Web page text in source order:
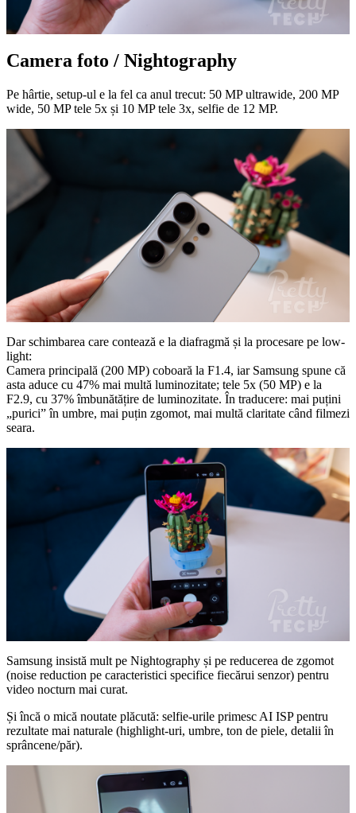
Camera foto / Nightography
Pe hârtie, setup-ul e la fel ca anul trecut: 50 MP ultrawide, 200 MP
wide, 50 MP tele 5x și 10 MP tele 3x, selfie de 12 MP.
Dar schimbarea care contează e la diafragmă și la procesare pe low-
light:
Camera principală (200 MP) coboară la F1.4, iar Samsung spune că
asta aduce cu 47% mai multă luminozitate; tele 5x (50 MP) e la
F2.9, cu 37% îmbunătățire de luminozitate. În traducere: mai puțini
„purici” în umbre, mai puțin zgomot, mai multă claritate când filmezi
seara.
Samsung insistă mult pe Nightography și pe reducerea de zgomot
(noise reduction pe caracteristici specifice fiecărui senzor) pentru
video nocturn mai curat.
Și încă o mică noutate plăcută: selfie-urile primesc AI ISP pentru
rezultate mai naturale (highlight-uri, umbre, ton de piele, detalii în
sprâncene/păr).